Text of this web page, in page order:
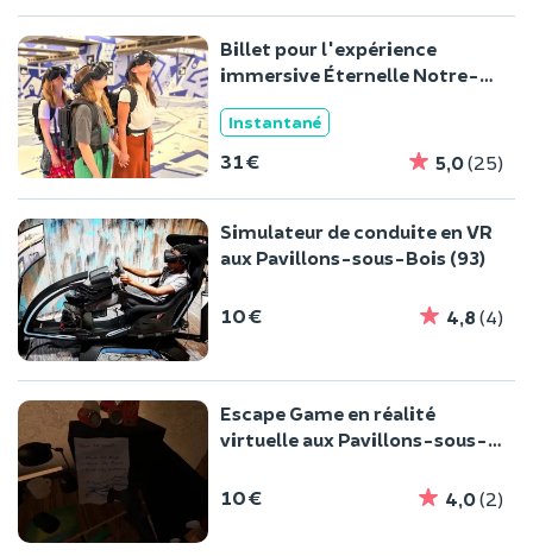
Billet pour l'expérience
immersive Éternelle Notre-
Instantané
31 € 5,0(25)
Simulateur de conduite en VR
aux Pavillons-sous-Bois (93)
10 € 4,8 (4)
Escape Game en réalité
virtuelle aux Pavillons-sous-
10 € 4,0(2)